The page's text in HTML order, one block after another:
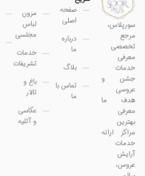
سورپلاس،
مرجع
تخصصی
معرفی
خدمات
جشن و
عروسی
هدف ما
معرفی
بهترین
مراکز ارائه
خدمات
آرایش
عروس،
صفحه
اصلی
درباره
ما
بلاگ
تماس با
ما
مزون
لباس
مجلسی
خدمات
تشریفات
باغ و
تالار
عکاسی
و آتلیه